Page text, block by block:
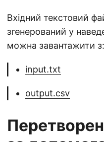
Вхідний текстовий
згенерований у
можна завантажити з:
input.txt
output.csv